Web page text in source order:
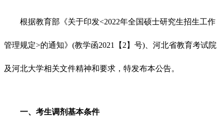
根据教育部《关于印发<2022年全国硕士研究生招生工作
管理规定>的通知》(教学函2021【2】号)、河北省教育考试院
及河北大学相关文件精神和要求，特发布本公告。
一、考生调剂基本条件